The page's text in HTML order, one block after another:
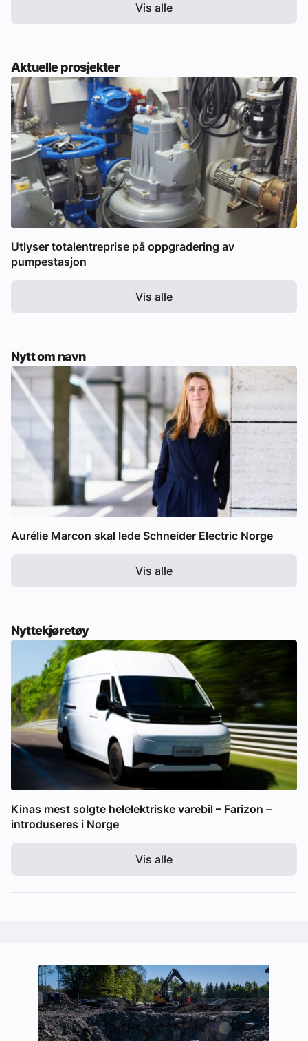
Vis alle
Aktuelle prosjekter
Utlyser totalentreprise på oppgradering av
pumpestasjon
Vis alle
Nytt om navn
Aurélie Marcon skal lede Schneider Electric Norge
Vis alle
Nyttekjøretøy
Kinas mest solgte helelektriske varebil – Farizon –
introduseres i Norge
Vis alle